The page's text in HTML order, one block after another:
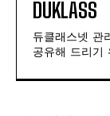
DUKLASS
듀클래스넷 관
공유해 드리기